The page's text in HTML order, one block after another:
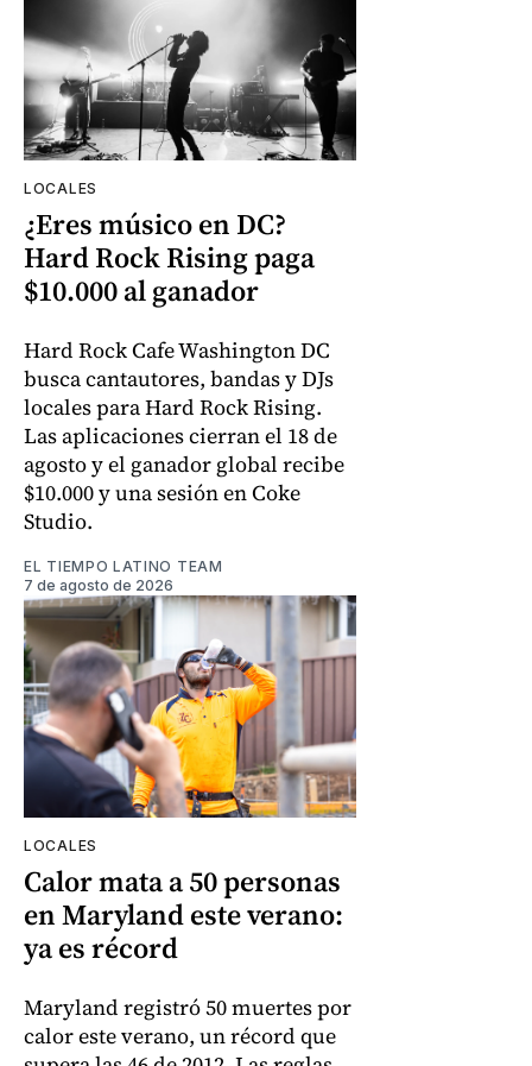
LOCALES
¿Eres músico en DC?
Hard Rock Rising paga
$10.000 al ganador
Hard Rock Cafe Washington DC
busca cantautores, bandas y DJs
locales para Hard Rock Rising.
Las aplicaciones cierran el 18 de
agosto y el ganador global recibe
$10.000 y una sesión en Coke
Studio.
EL TIEMPO LATINO TEAM
7 de agosto de 2026
LOCALES
Calor mata a 50 personas
en Maryland este verano:
ya es récord
Maryland registró 50 muertes por
calor este verano, un récord que